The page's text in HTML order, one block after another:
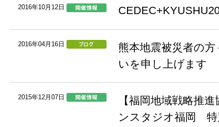
2016年10月12日
2016年04月16日
熊本地震被災者の
いを申し上げます
2015年12月07日
【福岡地域戦略推
ンスタジオ福岡 特